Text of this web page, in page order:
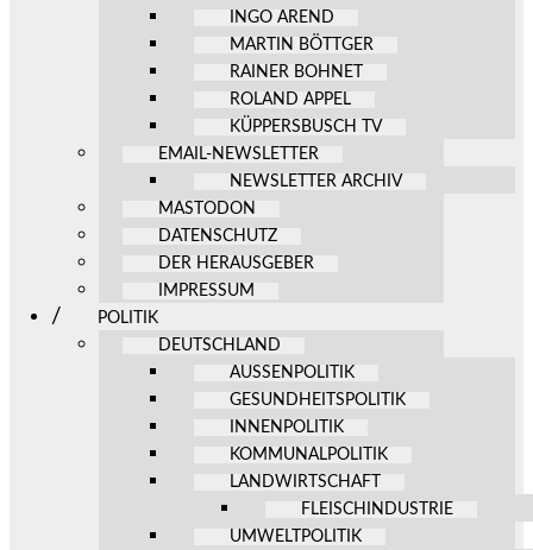
INGO AREND
MARTIN BÖTTGER
RAINER BOHNET
ROLAND APPEL
KÜPPERSBUSCH TV
EMAIL-NEWSLETTER
NEWSLETTER ARCHIV
MASTODON
DATENSCHUTZ
DER HERAUSGEBER
IMPRESSUM
POLITIK
DEUTSCHLAND
AUSSENPOLITIK
GESUNDHEITSPOLITIK
INNENPOLITIK
KOMMUNALPOLITIK
LANDWIRTSCHAFT
FLEISCHINDUSTRIE
UMWELTPOLITIK